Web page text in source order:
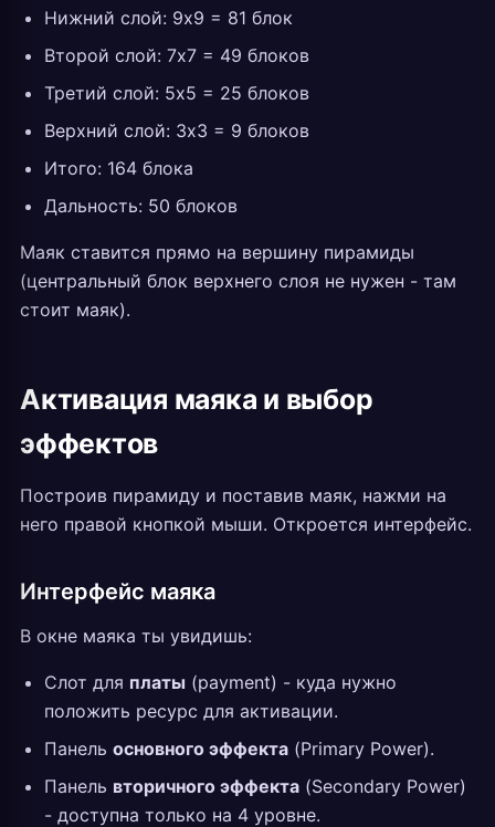
Нижний слой: 9x9 = 81 блок
Второй слой: 7x7 = 49 блоков
Третий слой: 5x5 = 25 блоков
Верхний слой: 3x3 = 9 блоков
Итого: 164 блока
Дальность: 50 блоков
Маяк ставится прямо на вершину пирамиды
(центральный блок верхнего слоя не нужен - там
стоит маяк).
Активация маяка и выбор
эффектов
Построив пирамиду и поставив маяк, нажми на
него правой кнопкой мыши. Откроется интерфейс.
Интерфейс маяка
В окне маяка ты увидишь:
Слот для платы (payment) - куда нужно
положить ресурс для активации.
Панель основного эффекта (Primary Power).
Панель вторичного эффекта (Secondary Power)
- доступна только на 4 уровне.